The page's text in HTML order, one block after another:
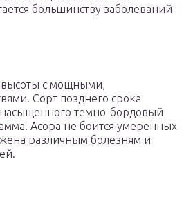
большинству заболеваний
высоты с мощными,
Сорт позднего срока
темно-бордовый
Асора не боится умеренных
различным болезням и